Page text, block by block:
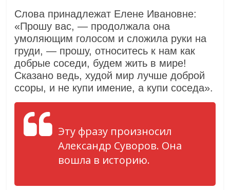
Слова принадлежат Елене Ивановне:
«Прошу вас, — продолжала она
умоляющим голосом и сложила руки на
груди, — прошу, относитесь к нам как
добрые соседи, будем жить в мире!
Сказано ведь, худой мир лучше доброй
ссоры, и не купи имение, а купи соседа».
Эту фразу произносил
Александр Суворов. Она
вошла в историю.